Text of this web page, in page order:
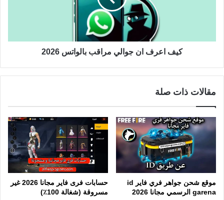
كيف اعرف ان جوالي مراقب بالواتس 2026
مقالات ذات صلة
موقع شحن جواهر فري فاير id
garena الرسمي مجانا 2026
حسابات فرى فاير مجانا 2026 غير
مسروقة (شغالة 100٪)